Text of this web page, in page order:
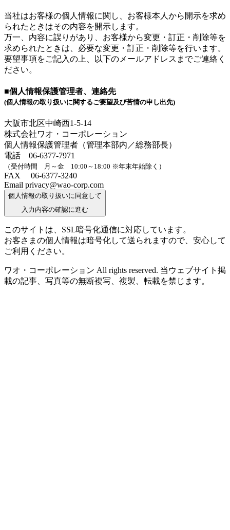
当社はお客様の個人情報に関し、お客様本人から開示を求め
られたときはその内容を開示します。
万一、内容に誤りがあり、お客様から変更・訂正・削除等を
求められたときは、必要な変更・訂正・削除等を行います。
要望事項をご記入の上、以下のメールアドレスまでご連絡く
ださい。
■個人情報保護管理者、連絡先
(個人情報の取り扱いに関するご要望及び苦情の申し出先)
大阪市北区中崎西1-5-14
株式会社ワオ・コーポレーション
個人情報保護管理者（管理本部内／総務部長）
電話 06-6377-7971
（受付時間 月～金 10:00～18:00 ※年末年始除く）
FAX 06-6377-3240
Email privacy@wao-corp.com
個人情報の取り扱いに同意して
入力内容の確認に進む
このサイトは、SSL暗号化通信に対応しています。
お客さまの個人情報は暗号化して送られますので、安心して
ご利用ください。
ワオ・コーポレーション All rights reserved. 当ウェブサイト掲
載の記事、写真等の無断複写、複製、転載を禁じます。